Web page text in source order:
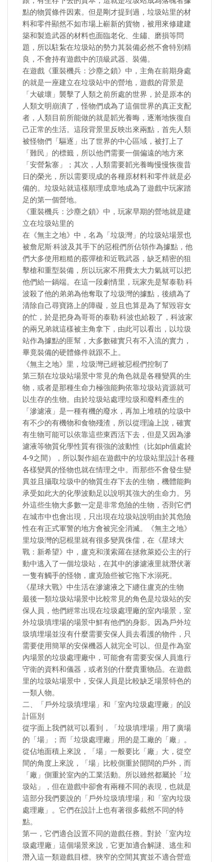
點的物質條件因素。但是剛才提到過，垃圾站里的材
料和零件顯然不如市場上嶄新的貨物，被用來修建建
築和製造武器的材料也面臨老化、生鏽、磨損等問
題，所以駐紮在垃圾站的勢力其裝備必然不會特別精
良，不會持有遊戲中的頂級武器、裝備。
在遊戲《重裝機兵：沙塵之鎖》中，主角在前期身處
的就是一座建立在垃圾站中的營地，遊戲的背景是
「大破壞」襲擊了人類之前所處的世界，於是原本的
人類文明崩潰了，怪物們成為了這個世界的真正支配
者，人類目前所能做的就是韜光養晦，逐漸地恢復自
己正常的生活。這段背景里反映出來兩點，首先人類
被怪物們「驅逐」出了世界的中心區域，被打上了
「難民」的標籤，所以他們需要一個偏遠的地方來
「安營紮寨」；其次，人類需要韜光養晦慢慢恢復昔
日的榮光，所以需要現成的各種原材料和零件就是必
備的。垃圾站就這樣順理成章地成為了遊戲中玩家踏
足的第一個營地。
《重裝機兵：沙塵之鎖》中，玩家早期的營地就是建
立在垃圾站里的
在《無主之地》中，名為「垃圾灣」的垃圾站場景也
被詹尼斯·科波及其手下的惡棍們所佔領作為據點，他
們大多使用粗糙的霰彈槍和近戰武器，缺乏精密的狙
擊槍和重型裝備，所以玩家不用費太大力氣就可以把
他們給一鍋端。在這一段劇情里，玩家先是幫泰勒·科
波殺了他的弟弟為他奪取了垃圾灣的據點，後續為了
清除自己尋寶路上的障礙，並且也算是為了幫毀容女
的忙，於是把身為哥哥的泰勒·科波也給殺了，科波家
的兩兄弟就這樣被主角拿下，由此可以看出，以垃圾
站作為據點的匪幫，大多數確實只有不入流的實力，
畢竟裝備的硬體條件就跟不上。
《無主之地》里，垃圾灣已經被惡棍們控制了
第三類在垃圾站場景中常見的角色就是各種變異的生
物，或者是那種生命力極強能夠依靠垃圾站資源就可
以生存的生物。由於垃圾站處理垃圾和廢料產生的
「滲濾液」是一種有機的廢水，再加上堆積的垃圾中
有不少的有機物和食物殘渣，所以從理論上說，確實
有生物可能可以依靠這些東西活下去，但是又因為滲
濾液等物質化學性質有很強的波動性（比如ph值處於
4-9之間），所以製作組在遊戲中的垃圾站里設計各種
各樣變異的怪物也就在情理之中。而那些不會發生變
異並且攝取垃圾中的物質生存下去的生物，機體能夠
承受如此大的化學波動足以說明其強大的生命力。另
外這些生物大多數一定是非常危險的生物，否則它們
在城市中也會出現，只出現在垃圾站說明由於其危險
性在有正式軍警的地方會被完全消滅。《無主之地》
里垃圾灣的惡棍里就有很多變異侏儒，在《星球大
戰：新希望》中，盧克和漢索羅在拯救萊婭公主的行
動中逃入了一個垃圾站，在其中的滲濾液里就潛伏著
一隻有觸手的怪物，盧克險些被它拖下水溺死。
《星球大戰》中生活在滲濾液之下纏住盧克的生物
最後一類垃圾站場景中比較常見的角色是垃圾站的安
保人員，他們經常出現在垃圾處理廠的室內場景，室
外垃圾填埋場的場景中鮮有他們的身影。因為戶外垃
圾填埋場並沒有什麼需要安保人員去看護的物件，只
需要使用簡單的安保機器人就完全可以。但是作為室
內場景的垃圾處理廠中，可能會有需要安保人員進行
守衛的資料和儀器，或者別的什麼貴重物品。在遊戲
里的垃圾站場景中，安保人員是比較缺乏場景特色的
一類人物。
二、「戶外垃圾填埋場」和「室內垃圾處理廠」的設
計區別
從字面上我們就可以看到，「垃圾填埋場」用了廣場
的「場」；而「垃圾處理廠」用的是工廠的「廠」。
從佔地面積上來說，「場」一般要比「廠」大，從空
間的角度上來說，「場」比較側重於開闊的戶外，而
「廠」側重於室內的工業活動。所以雖然都屬於「垃
圾站」，但在遊戲中卻會有兩種不同的表現，也就是
這部分我們要說的「戶外垃圾填埋場」和「室內垃圾
處理廠」。它們在設計上也有著很多截然不同的特
點。
第一，它們適合設置不同的遊戲任務。對於「室內垃
圾處理廠」這個場景來說，它更加適合解謎、逃生和
潛入這一類遊戲目標。狹窄的空間其實並不適合營造